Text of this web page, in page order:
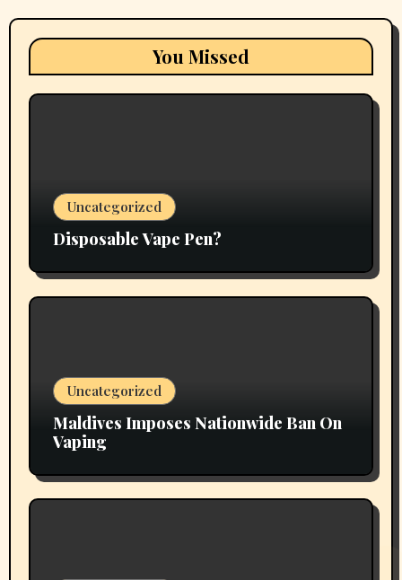
You Missed
Uncategorized
Disposable Vape Pen?
Uncategorized
Maldives Imposes Nationwide Ban On
Vaping